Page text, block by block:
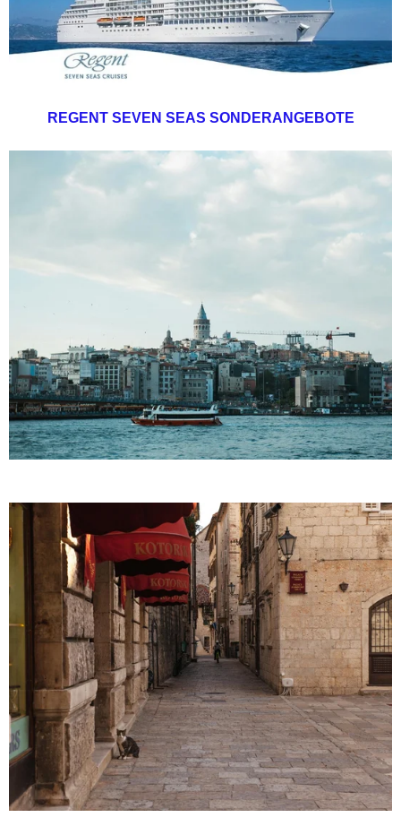
REGENT SEVEN SEAS SONDERANGEBOTE